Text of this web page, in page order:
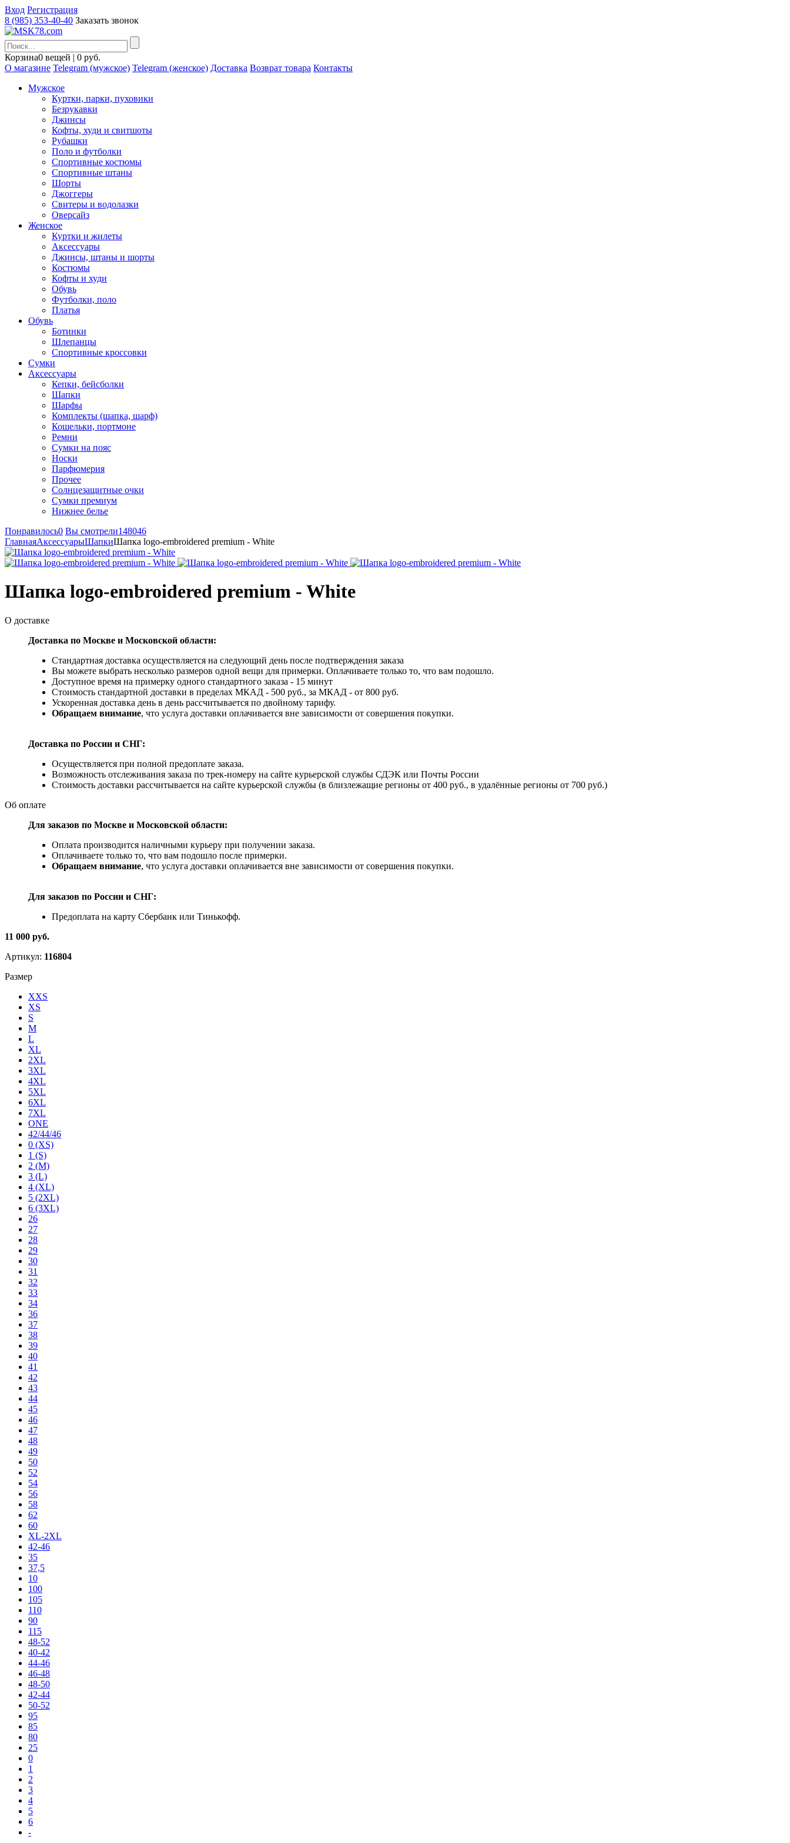
Вход Регистрация
8 (985) 353-40-40 Заказать звонок
Корзина0 вещей | 0 руб.
О магазине Telegram (мужское) Telegram (женское) Доставка Возврат товара Контакты
Мужское
Куртки, парки, пуховики
Безрукавки
Джинсы
Кофты, худи и свитшоты
Рубашки
Поло и футболки
Спортивные костюмы
Спортивные штаны
Шорты
Джоггеры
Свитеры и водолазки
Оверсайз
Женское
Куртки и жилеты
Аксессуары
Джинсы, штаны и шорты
Костюмы
Кофты и худи
Обувь
Футболки, поло
Платья
Обувь
Ботинки
Шлепанцы
Спортивные кроссовки
Сумки
Аксессуары
Кепки, бейсболки
Шапки
Шарфы
Комплекты (шапка, шарф)
Кошельки, портмоне
Ремни
Сумки на пояс
Носки
Парфюмерия
Прочее
Солнцезащитные очки
Сумки премиум
Нижнее белье
Понравилось0 Вы смотрели148046
ГлавнаяАксессуарыШапкиШапка logo-embroidered premium - White
Шапка logo-embroidered premium - White
О доставке
Доставка по Москве и Московской области:
Стандартная доставка осуществляется на следующий день после подтверждения заказа
Вы можете выбрать несколько размеров одной вещи для примерки. Оплачиваете только то, что вам подошло.
Доступное время на примерку одного стандартного заказа - 15 минут
Стоимость стандартной доставки в пределах МКАД - 500 руб., за МКАД - от 800 руб.
Ускоренная доставка день в день рассчитывается по двойному тарифу.
Обращаем внимание, что услуга доставки оплачивается вне зависимости от совершения покупки.
Доставка по России и СНГ:
Осуществляется при полной предоплате заказа.
Возможность отслеживания заказа по трек-номеру на сайте курьерской службы СДЭК или Почты России
Стоимость доставки рассчитывается на сайте курьерской службы (в близлежащие регионы от 400 руб., в удалённые регионы от 700 руб.)
Об оплате
Для заказов по Москве и Московской области:
Оплата производится наличными курьеру при получении заказа.
Оплачиваете только то, что вам подошло после примерки.
Обращаем внимание, что услуга доставки оплачивается вне зависимости от совершения покупки.
Для заказов по России и СНГ:
Предоплата на карту Сбербанк или Тинькофф.
11 000 руб.
Артикул: 116804
Размер
XXS
XS
S
M
L
XL
2XL
3XL
4XL
5XL
6XL
7XL
ONE
42/44/46
0 (XS)
1 (S)
2 (M)
3 (L)
4 (XL)
5 (2XL)
6 (3XL)
26
27
28
29
30
31
32
33
34
36
37
38
39
40
41
42
43
44
45
46
47
48
49
50
52
54
56
58
62
60
XL-2XL
42-46
35
37,5
10
100
105
110
90
115
48-52
40-42
44-46
46-48
48-50
42-44
50-52
95
85
80
25
0
1
2
3
4
5
6
-